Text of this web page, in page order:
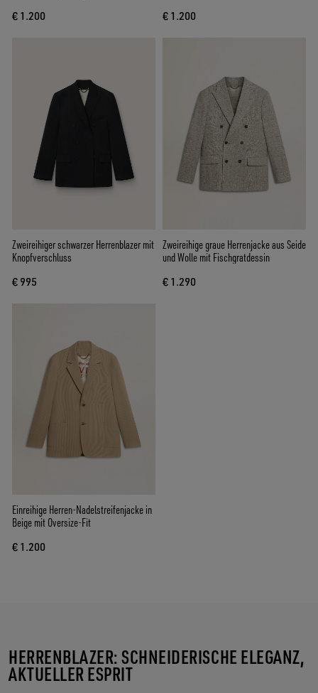
€ 1.200 € 1.200
Zweireihiger schwarzer Herrenblazer mit
Knopfverschluss
€ 995
Zweireihige graue Herrenjacke aus Seide
und Wolle mit Fischgratdessin
€ 1.290
Einreihige Herren-Nadelstreifenjacke in
Beige mit Oversize-Fit
€ 1.200
HERRENBLAZER: SCHNEIDERISCHE ELEGANZ,
AKTUELLER ESPRIT